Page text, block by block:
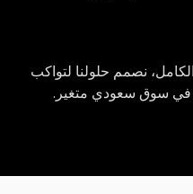
نصمم حلولنا لتواكب
في سوق سعودي متغير.